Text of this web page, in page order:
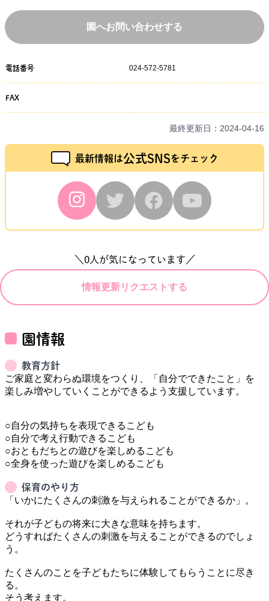
園へお問い合わせする
電話番号 024-572-5781
FAX
最終更新日： 2024-04-16
最新情報は公式SNSをチェック
＼ 0人が気になっています／
情報更新リクエストする
園情報
教育方針
ご家庭と変わらぬ環境をつくり、「自分でできたこと」を
楽しみ増やしていくことができるよう支援しています。
○自分の気持ちを表現できるこども
○自分で考え行動できるこども
○おともだちとの遊びを楽しめるこども
○全身を使った遊びを楽しめるこども
保育のやり方
「いかにたくさんの刺激を与えられることができるか」。
それが子どもの将来に大きな意味を持ちます。
どうすればたくさんの刺激を与えることができるのでしょ
う。
たくさんのことを子どもたちに体験してもらうことに尽き
る。
そう考えます。